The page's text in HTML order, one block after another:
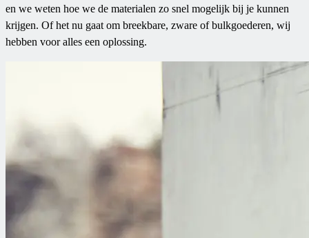
en we weten hoe we de materialen zo snel mogelijk bij je kunnen
krijgen. Of het nu gaat om breekbare, zware of bulkgoederen, wij
hebben voor alles een oplossing.